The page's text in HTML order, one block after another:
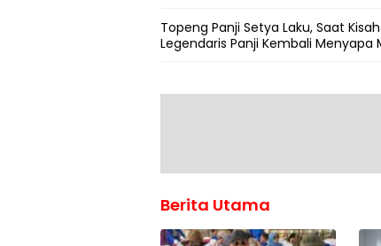
Topeng Panji Setya Laku, Saat Kisah
Legendaris Panji Kembali Menyapa
Berita Utama